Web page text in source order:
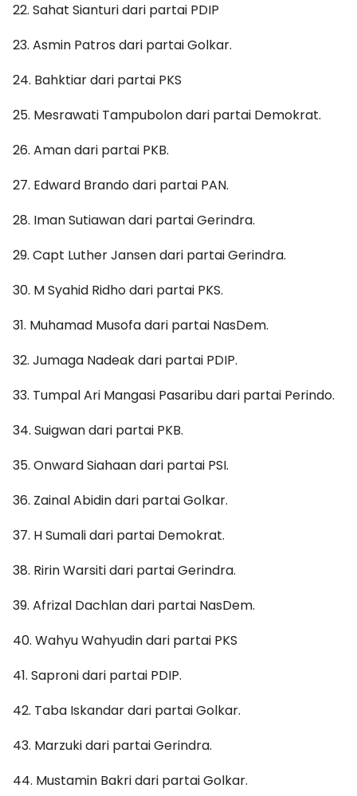
22. Sahat Sianturi dari partai PDIP
23. Asmin Patros dari partai Golkar.
24. Bahktiar dari partai PKS
25. Mesrawati Tampubolon dari partai Demokrat.
26. Aman dari partai PKB.
27. Edward Brando dari partai PAN.
28. Iman Sutiawan dari partai Gerindra.
29. Capt Luther Jansen dari partai Gerindra.
30. M Syahid Ridho dari partai PKS.
31. Muhamad Musofa dari partai NasDem.
32. Jumaga Nadeak dari partai PDIP.
33. Tumpal Ari Mangasi Pasaribu dari partai Perindo.
34. Suigwan dari partai PKB.
35. Onward Siahaan dari partai PSI.
36. Zainal Abidin dari partai Golkar.
37. H Sumali dari partai Demokrat.
38. Ririn Warsiti dari partai Gerindra.
39. Afrizal Dachlan dari partai NasDem.
40. Wahyu Wahyudin dari partai PKS
41. Saproni dari partai PDIP.
42. Taba Iskandar dari partai Golkar.
43. Marzuki dari partai Gerindra.
44. Mustamin Bakri dari partai Golkar.